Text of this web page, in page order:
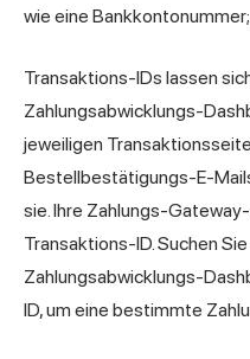
wie eine
Transaktions-IDs lassen
Zahlungsabwicklungs-
jeweiligen
Bestellbestätigungs-E-
sie. Ihre Zahlungs-
Transaktions-ID. Suchen
Zahlungsabwicklungs-
ID, um eine bestimmte